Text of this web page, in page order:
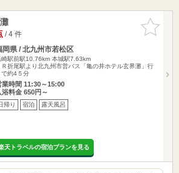
お気に入
りに追加
/ 4 件
岡県 / 北九州市若松区
崎駅前駅10.76km 本城駅7.63km
Ｒ折尾駅より北九州市営バス「亀の井ホテル玄界灘」行
で約4５分
業時間 11:30～15:00
浴料金 650円～
帰り 宿泊 露天風呂
天トラベルの宿泊プランを見る